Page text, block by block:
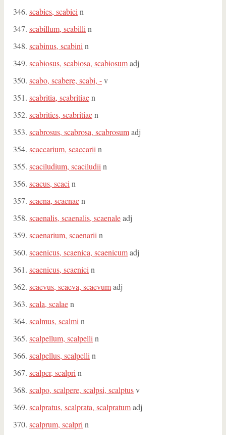
scabies, scabiei n
scabillum, scabilli n
scabinus, scabini n
scabiosus, scabiosa, scabiosumadj
scabo, scabere, scabi, -v
scabritia, scabritiaen
scabrities, scabritiaen
scabrosus, scabrosa, scabrosumadj
scaccarium, scaccarii n
scaciludium, scaciludii n
scacus, scaci n
scaena, scaenaen
scaenalis, scaenalis, scaenaleadj
scaenarium, scaenarii n
scaenicus, scaenica, scaenicumadj
scaenicus, scaenici n
scaevus, scaeva, scaevumadj
scala, scalaen
scalmus, scalmi n
scalpellum, scalpelli n
scalpellus, scalpelli n
scalper, scalpri n
scalpo, scalpere, scalpsi, scalptusv
scalpratus, scalprata, scalpratumadj
scalprum, scalpri n